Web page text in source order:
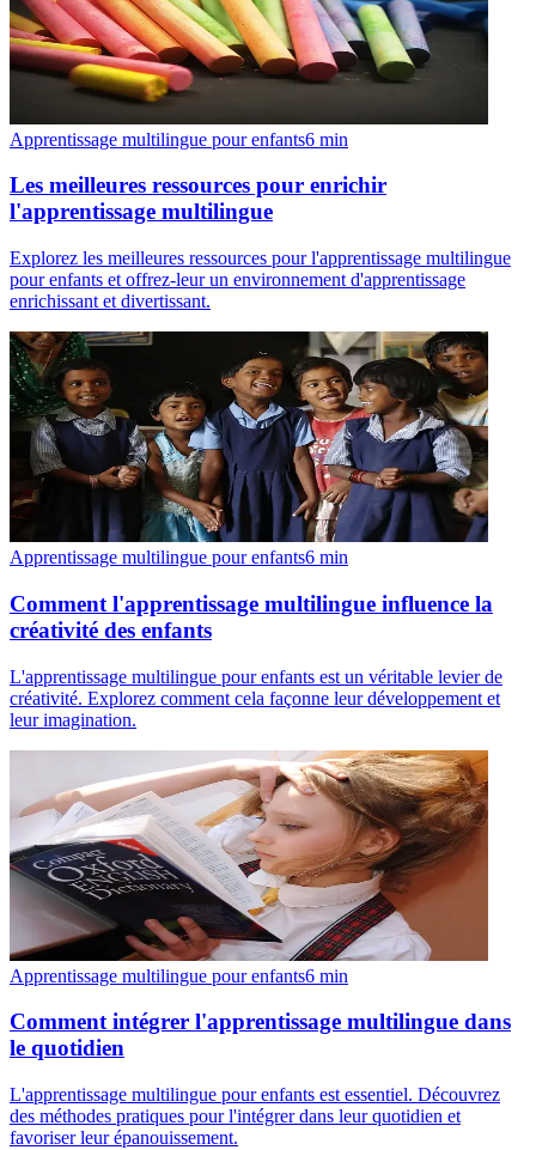
Apprentissage multilingue pour enfants6 min
Les meilleures ressources pour enrichir
l'apprentissage multilingue
Explorez les meilleures ressources pour l'apprentissage multilingue
pour enfants et offrez-leur un environnement d'apprentissage
enrichissant et divertissant.
Apprentissage multilingue pour enfants6 min
Comment l'apprentissage multilingue influence la
créativité des enfants
L'apprentissage multilingue pour enfants est un véritable levier de
créativité. Explorez comment cela façonne leur développement et
leur imagination.
Apprentissage multilingue pour enfants6 min
Comment intégrer l'apprentissage multilingue dans
le quotidien
L'apprentissage multilingue pour enfants est essentiel. Découvrez
des méthodes pratiques pour l'intégrer dans leur quotidien et
favoriser leur épanouissement.